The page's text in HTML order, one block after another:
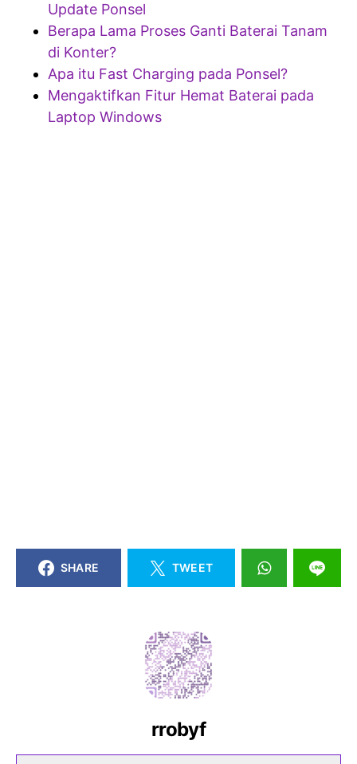
Update Ponsel
Berapa Lama Proses Ganti Baterai Tanam
di Konter?
Apa itu Fast Charging pada Ponsel?
Mengaktifkan Fitur Hemat Baterai pada
Laptop Windows
SHARE TWEET
rrobyf